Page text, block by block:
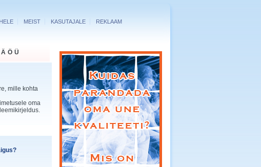
MEIST KASUTAJALE REKLAAM
Ä Ö Ü
mille kohta
oma